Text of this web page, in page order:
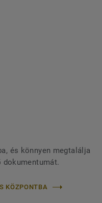
és könnyen megtalálja
dokumentumát.
KÖZPONTBA